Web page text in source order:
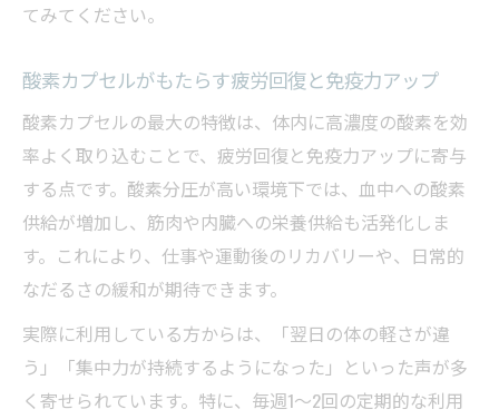
てみてください。
酸素カプセルがもたらす疲労回復と免疫力アップ
酸素カプセルの最大の特徴は、体内に高濃度の酸素を効
率よく取り込むことで、疲労回復と免疫力アップに寄与
する点です。酸素分圧が高い環境下では、血中への酸素
供給が増加し、筋肉や内臓への栄養供給も活発化しま
す。これにより、仕事や運動後のリカバリーや、日常的
なだるさの緩和が期待できます。
実際に利用している方からは、「翌日の体の軽さが違
う」「集中力が持続するようになった」といった声が多
く寄せられています。特に、毎週1〜2回の定期的な利用